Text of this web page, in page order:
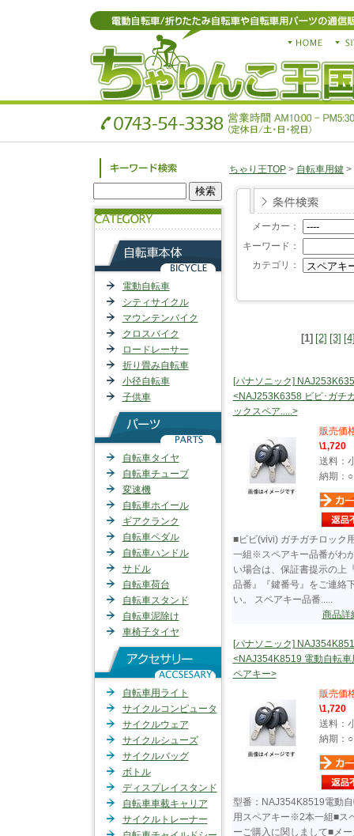
電動自転車
シティサイクル
マウンテンバイク
クロスバイク
ロードレーサー
折り畳み自転車
小径自転車
子供車
自転車タイヤ
自転車チューブ
変速機
自転車ホイール
ギアクランク
自転車ペダル
自転車ハンドル
サドル
自転車荷台
自転車スタンド
自転車泥除け
車椅子タイヤ
自転車用ライト
サイクルコンピュータ
サイクルウェア
サイクルシューズ
サイクルバッグ
ボトル
ディスプレイスタンド
自転車車載キャリア
サイクルトレーナー
ちゃり王TOP > 自転車用鍵 >
メーカー：
キーワード：
カテゴリ：
[1] [2] [3]
[パナソニック]
<NAJ253K6358 ビビ･ガチ
ックスペア.....>
販売価
\1,720
送料：
納期：○
■ビビ(vivi) ガチガチロック
一組※スペアキー品番がわ
い場合は、保証書提示の上
品番』『鍵番号』をご連絡
い。 スペアキー品番.....
商品
[パナソニック]
<NAJ354K8519 電動自転車
ペアキー>
販売価
\1,720
送料：
納期：○
型番：NAJ354K8519電動
用スペアキー※2本一組■ス
ーご購入に関しまして■メ